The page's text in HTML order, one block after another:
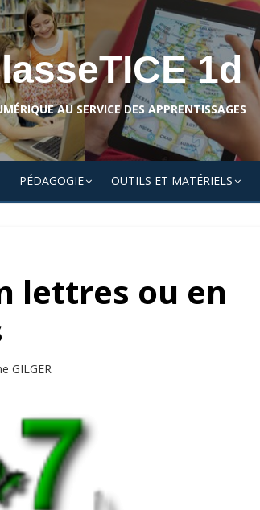
1d
AU SERVICE DES APPRENTISSAGES
PÉDAGOGIE OUTILS ET MATÉRIELS
lettres ou en
GILGER